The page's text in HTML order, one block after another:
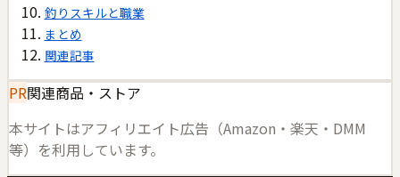
釣りスキルと職業
まとめ
関連記事
PR関連商品・ストア
本サイトはアフィリエイト広告（Amazon・楽天・DMM
等）を利用しています。